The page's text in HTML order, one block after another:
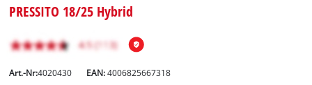
PRESSITO 18/25 Hybrid
Art.-Nr:4020430 EAN:4006825667318